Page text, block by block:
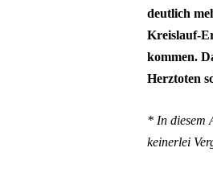
deutlich
Kreislauf-
kommen.
Herztoten
* In diesem
keinerlei